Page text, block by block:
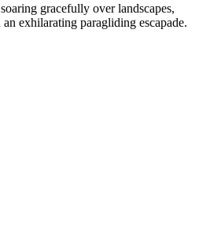
gracefully over landscapes,
exhilarating paragliding escapade.